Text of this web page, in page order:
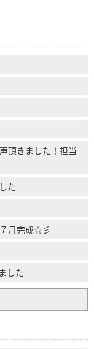
頂きました！担当
た
月完成☆彡
した